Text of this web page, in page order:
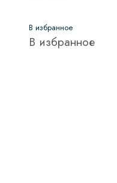
В избранное
В избранное